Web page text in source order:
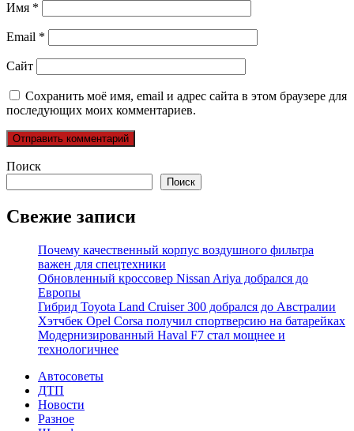
Имя *
Email *
Сайт
Сохранить моё имя, email и адрес сайта в этом браузере для
последующих моих комментариев.
Поиск
Поиск
Свежие записи
Почему качественный корпус воздушного фильтра
важен для спецтехники
Обновленный кроссовер Nissan Ariya добрался до
Европы
Гибрид Toyota Land Cruiser 300 добрался до Австралии
Хэтчбек Opel Corsa получил спортверсию на батарейках
Модернизированный Haval F7 стал мощнее и
технологичнее
Автосоветы
ДТП
Новости
Разное